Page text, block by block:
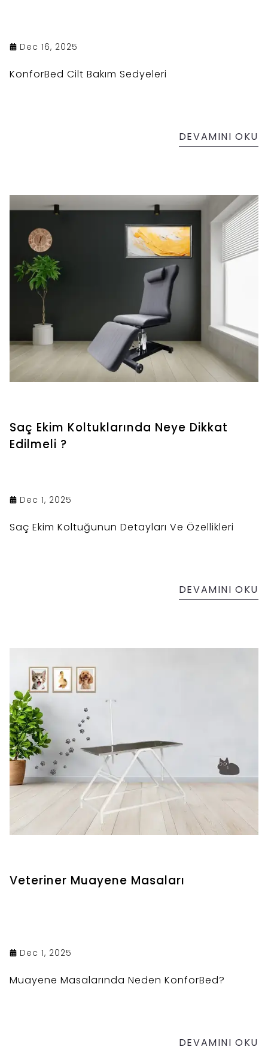
Dec 16, 2025
KonforBed Cilt Bakım Sedyeleri
DEVAMINI OKU
Saç Ekim Koltuklarında Neye Dikkat
Edilmeli ?
Dec 1, 2025
Saç Ekim Koltuğunun Detayları Ve Özellikleri
DEVAMINI OKU
Veteriner Muayene Masaları
Dec 1, 2025
Muayene Masalarında Neden KonforBed?
DEVAMINI OKU